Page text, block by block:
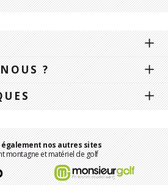
?
également nos autres sites
montagne et matériel de golf